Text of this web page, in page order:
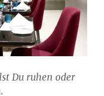
Du ruhen oder